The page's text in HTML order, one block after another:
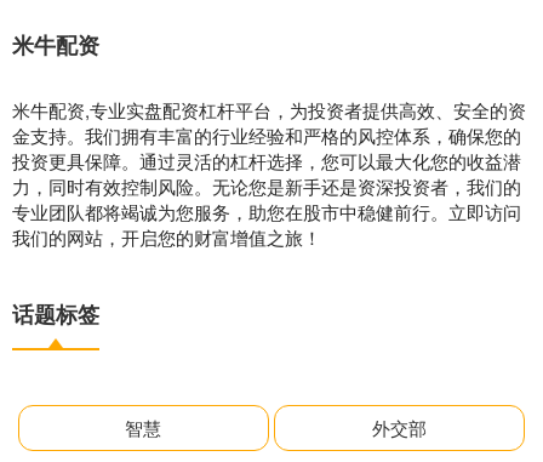
米牛配资
米牛配资,专业实盘配资杠杆平台，为投资者提供高效、安全的资
金支持。我们拥有丰富的行业经验和严格的风控体系，确保您的
投资更具保障。通过灵活的杠杆选择，您可以最大化您的收益潜
力，同时有效控制风险。无论您是新手还是资深投资者，我们的
专业团队都将竭诚为您服务，助您在股市中稳健前行。立即访问
我们的网站，开启您的财富增值之旅！
话题标签
智慧 外交部